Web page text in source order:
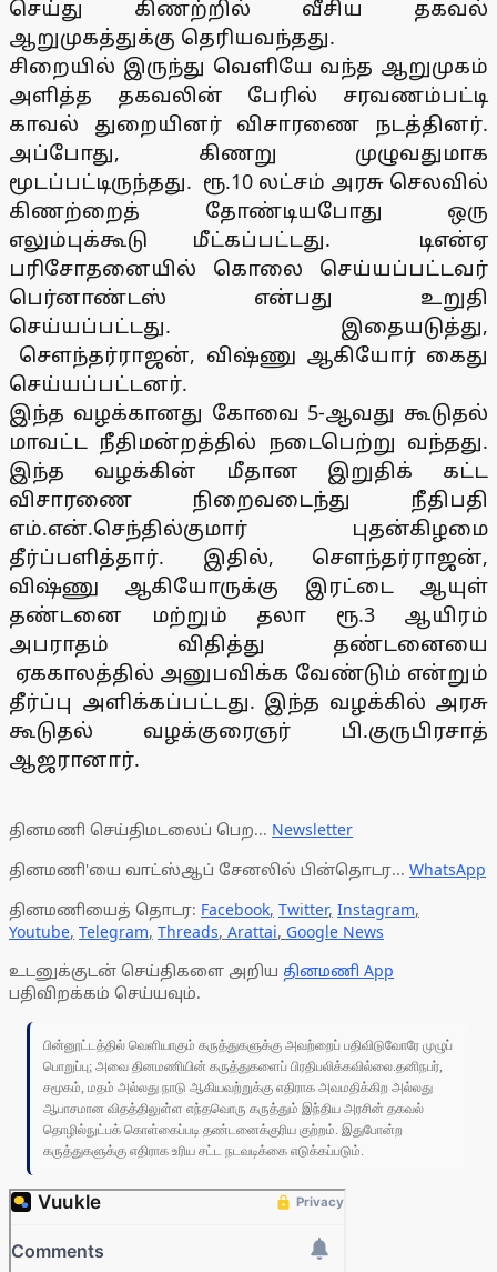
செய்து கிணற்றில் வீசிய தகவல்
ஆறுமுகத்துக்கு தெரியவந்தது.
சிறையில் இருந்து வெளியே வந்த ஆறுமுகம்
அளித்த தகவலின் பேரில் சரவணம்பட்டி
காவல் துறையினர் விசாரணை நடத்தினர்.
அப்போது, கிணறு முழுவதுமாக
மூடப்பட்டிருந்தது. ரூ.10 லட்சம் அரசு செலவில்
கிணற்றைத் தோண்டியபோது ஒரு
எலும்புக்கூடு மீட்கப்பட்டது. டிஎன்ஏ
பரிசோதனையில் கொலை செய்யப்பட்டவர்
பெர்னாண்டஸ் என்பது உறுதி
செய்யப்பட்டது. இதையடுத்து,
சௌந்தர்ராஜன், விஷ்ணு ஆகியோர் கைது
செய்யப்பட்டனர்.
இந்த வழக்கானது கோவை 5-ஆவது கூடுதல்
மாவட்ட நீதிமன்றத்தில் நடைபெற்று வந்தது.
இந்த வழக்கின் மீதான இறுதிக் கட்ட
விசாரணை நிறைவடைந்து நீதிபதி
எம்.என்.செந்தில்குமார் புதன்கிழமை
தீர்ப்பளித்தார். இதில், சௌந்தர்ராஜன்,
விஷ்ணு ஆகியோருக்கு இரட்டை ஆயுள்
தண்டனை மற்றும் தலா ரூ.3 ஆயிரம்
அபராதம் விதித்து தண்டனையை
ஏககாலத்தில் அனுபவிக்க வேண்டும் என்றும்
தீர்ப்பு அளிக்கப்பட்டது. இந்த வழக்கில் அரசு
கூடுதல் வழக்குரைஞர் பி.குருபிரசாத்
ஆஜரானார்.
தினமணி செய்திமடலைப் பெற... Newsletter
தினமணி'யை வாட்ஸ்ஆப் சேனலில் பின்தொடர... WhatsApp
தினமணியைத் தொடர: Facebook, Twitter, Instagram,
Youtube, Telegram, Threads, Arattai, Google News
உடனுக்குடன் செய்திகளை அறிய தினமணி App
பதிவிறக்கம் செய்யவும்.
பின்னூட்டத்தில் வெளியாகும் கருத்துகளுக்கு அவற்றைப் பதிவிடுவோரே முழுப்
பொறுப்பு; அவை தினமணியின் கருத்துகளைப் பிரதிபலிக்கவில்லை.தனிநபர்,
சமூகம், மதம் அல்லது நாடு ஆகியவற்றுக்கு எதிராக அவமதிக்கிற அல்லது
ஆபாசமான விதத்திலுள்ள எந்தவொரு கருத்தும் இந்திய அரசின் தகவல்
தொழில்நுட்பக் கொள்கைப்படி தண்டனைக்குரிய குற்றம். இதுபோன்ற
கருத்துகளுக்கு எதிராக உரிய சட்ட நடவடிக்கை எடுக்கப்படும்.